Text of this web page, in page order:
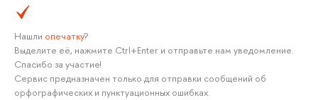
Нашли опечатку?
Выделите её, нажмите Ctrl+Enter и отправьте нам уведомление.
Спасибо за участие!
Сервис предназначен только для отправки сообщений об
орфографических и пунктуационных ошибках.